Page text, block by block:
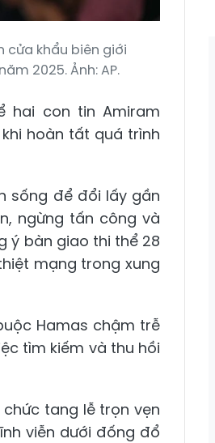
cửa khẩu biên giới
2025. Ảnh: AP.
hai con tin Amiram
hoàn tất quá trình
sống để đổi lấy gần
ngừng tấn công và
ý bàn giao thi thể 28
mạng trong xung
Hamas chậm trễ
tìm kiếm và thu hồi
tang lễ trọn vẹn
viễn dưới đống đổ